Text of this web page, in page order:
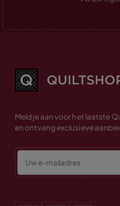
Meld je aan voor het laatste
en ontvang exclusieve